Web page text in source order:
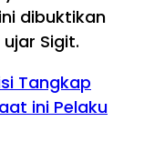
dibuktikan
Sigit.
Tangkap
ini Pelaku